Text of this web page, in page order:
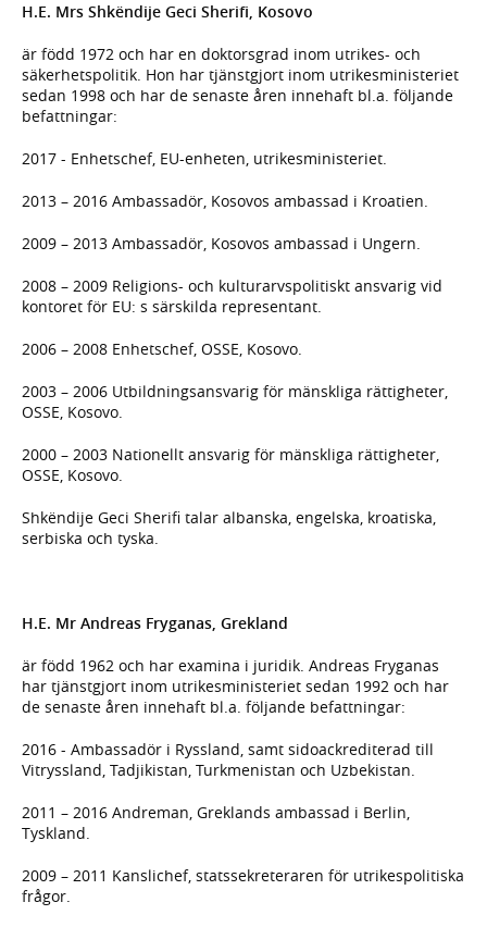
H.E. Mrs Shkëndije Geci Sherifi, Kosovo
är född 1972 och har en doktorsgrad inom utrikes- och
säkerhetspolitik. Hon har tjänstgjort inom utrikesministeriet
sedan 1998 och har de senaste åren innehaft bl.a. följande
befattningar:
2017 - Enhetschef, EU-enheten, utrikesministeriet.
2013 – 2016 Ambassadör, Kosovos ambassad i Kroatien.
2009 – 2013 Ambassadör, Kosovos ambassad i Ungern.
2008 – 2009 Religions- och kulturarvspolitiskt ansvarig vid
kontoret för EU: s särskilda representant.
2006 – 2008 Enhetschef, OSSE, Kosovo.
2003 – 2006 Utbildningsansvarig för mänskliga rättigheter,
OSSE, Kosovo.
2000 – 2003 Nationellt ansvarig för mänskliga rättigheter,
OSSE, Kosovo.
Shkëndije Geci Sherifi talar albanska, engelska, kroatiska,
serbiska och tyska.
H.E. Mr Andreas Fryganas, Grekland
är född 1962 och har examina i juridik. Andreas Fryganas
har tjänstgjort inom utrikesministeriet sedan 1992 och har
de senaste åren innehaft bl.a. följande befattningar:
2016 - Ambassadör i Ryssland, samt sidoackrediterad till
Vitryssland, Tadjikistan, Turkmenistan och Uzbekistan.
2011 – 2016 Andreman, Greklands ambassad i Berlin,
Tyskland.
2009 – 2011 Kanslichef, statssekreteraren för utrikespolitiska
frågor.